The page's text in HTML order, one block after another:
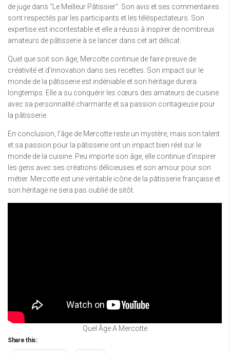
de juge dans “Le Meilleur Pâtissier”. Son avis et ses commentaires
sont respectés par les participants et les téléspectateurs. Son
expertise est incontestable et elle a réussi à inspirer de nombreux
amateurs de pâtisserie à se lancer dans cet art délicat.
Quel que soit son âge, Mercotte continue de faire preuve de
créativité et d’innovation dans ses recettes. Son impact sur le
monde de la pâtisserie est indéniable et son héritage durera
longtemps. Elle a su conquérir les cœurs des amateurs de cuisine
avec sa personnalité charmante et sa passion contagieuse pour
la pâtisserie.
En conclusion, l’âge de Mercotte reste un mystère, mais son talent
et sa passion pour la pâtisserie ont un impact bien réel sur le
monde de la cuisine. Peu importe son âge, elle continue d’inspirer
les gens avec ses créations délicieuses et son amour pour son
métier. Mercotte est une véritable icône de la pâtisserie française et
son héritage ne sera pas oublié de sitôt.
Quel Âge A Mercotte
Share this: